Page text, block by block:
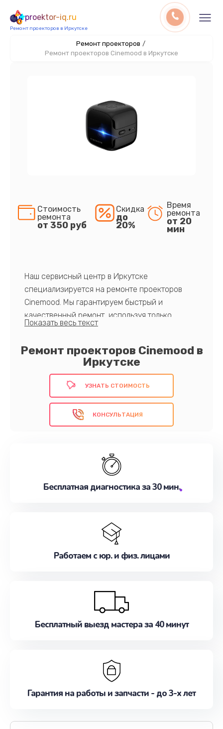
proektor-iq.ru
Ремонт проекторов в Иркутске
Ремонт проекторов /
Ремонт проекторов Cinemood в Иркутске
Ремонт проекторов Cinemood в
Иркутске
Стоимость
ремонта
от 350 руб
Скидка
до
20%
Время
ремонта
от 20
мин
Наш сервисный центр в Иркутске
специализируется на ремонте проекторов
Cinemood. Мы гарантируем быстрый и
качественный ремонт, используя только
оригинальные компоненты. Пользуйтесь
свой проектор в идеальное состояние!
Доверьте нам свой проектор Cinemood и
наслаждайтесь безупречным качеством
изображения. Запишитесь на ремонт прямо
УЗНАТЬ СТОИМОСТЬ
КОНСУЛЬТАЦИЯ
Бесплатная диагностика за 30 мин.
Работаем с юр. и физ. лицами
Бесплатный выезд мастера за 40 минут
Гарантия на работы и запчасти - до 3-х лет